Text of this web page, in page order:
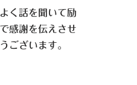
く話を聞いて励
感謝を伝えさせ
ございます。